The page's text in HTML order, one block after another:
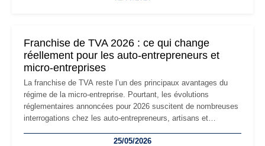
Franchise de TVA 2026 : ce qui change
réellement pour les auto-entrepreneurs et
micro-entreprises
La franchise de TVA reste l’un des principaux avantages du
régime de la micro-entreprise. Pourtant, les évolutions
réglementaires annoncées pour 2026 suscitent de nombreuses
interrogations chez les auto-entrepreneurs, artisans et
facturation ou risque de bascule vers la TVA : les règles
25/05/2026